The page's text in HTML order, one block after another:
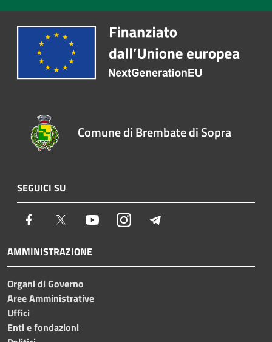
Comune di Brembate di Sopra
SEGUICI SU
Facebook Twitter YoutubeInstagram
AMMINISTRAZIONE
Organi di Governo
Aree Amministrative
Uffici
Enti e fondazioni